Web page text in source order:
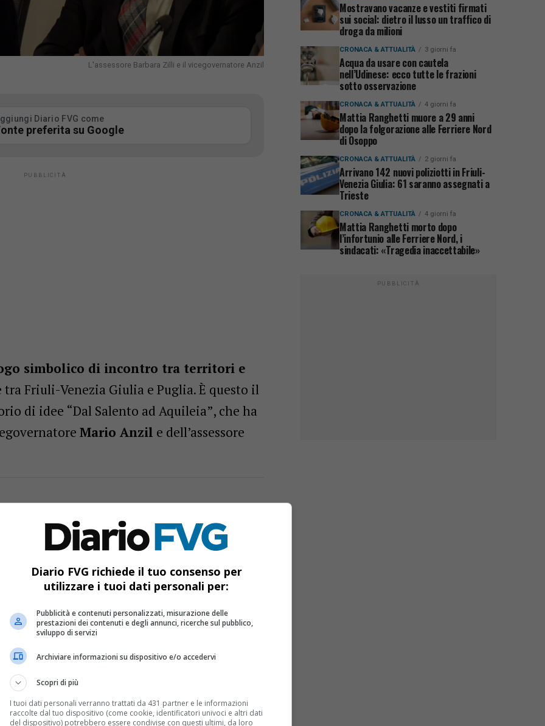
L'assessore Barbara Zilli e il vicegovernatore Anzil
Diario FVG come
preferita su Google
simbolico di incontro tra territori e
Friuli-Venezia Giulia e Puglia. È questo il
di idee “Dal Salento ad Aquileia”, che ha
Mario Anzil e dell’assessore
Senato: imprenditrice FVG tra le eccellenze femminili
province favorevoli alla riforma, città la bocciano
e lavoratori: tutti i contributi 2026 del terziario e
come Aquileia rappresenti un punto
diverse, grazie alla sua storia e al
conferma la sua vocazione a essere
dei saperi”, hanno evidenziato gli
Mostravano vacanze e vestiti firmati
sui social: dietro il lusso un traffico di
droga da milioni
CRONACA & ATTUALITÀ 3 giorni fa
Acqua da usare con cautela
nell’Udinese: ecco tutte le frazioni
sotto osservazione
CRONACA & ATTUALITÀ 4 giorni fa
Mattia Ranghetti muore a 29 anni
dopo la folgorazione alle Ferriere Nord
di Osoppo
CRONACA & ATTUALITÀ 2 giorni fa
Arrivano 142 nuovi poliziotti in Friuli-
Venezia Giulia: 61 saranno assegnati a
Trieste
CRONACA & ATTUALITÀ 4 giorni fa
Mattia Ranghetti morto dopo
l’infortunio alle Ferriere Nord, i
sindacati: «Tragedia inaccettabile»
PUBBLICITÀ
Diario FVG richiede il tuo consenso per
utilizzare i tuoi dati personali per:
Pubblicità e contenuti personalizzati, misurazione delle
prestazioni dei contenuti e degli annunci, ricerche sul pubblico,
sviluppo di servizi
Archiviare informazioni su dispositivo e/o accedervi
Scopri di più
I tuoi dati personali verranno trattati da 431 partner e le informazioni
raccolte dal tuo dispositivo (come cookie, identificatori univoci e altri dati
del dispositivo) potrebbero essere condivise con questi ultimi, da loro